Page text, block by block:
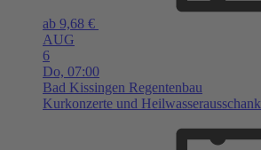
ab 9,68 €
AUG
6
Do, 07:00
Bad Kissingen Regentenbau
Kurkonzerte und Heilwasserausschank